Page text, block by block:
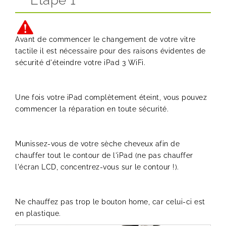
Avant de commencer le changement de votre vitre
tactile il est nécessaire pour des raisons évidentes de
sécurité d'éteindre votre iPad 3 WiFi.
Une fois votre iPad complètement éteint, vous pouvez
commencer la réparation en toute sécurité.
Munissez-vous de votre sèche cheveux afin de
chauffer tout le contour de l'iPad (ne pas chauffer
l'écran LCD, concentrez-vous sur le contour !).
Ne chauffez pas trop le bouton home, car celui-ci est
en plastique.